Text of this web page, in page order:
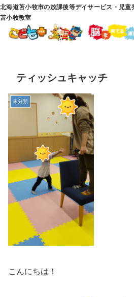
北海道苫小牧市の放課後等デイサービス・児
苫小牧教室
ティッシュキャッチ
未分類
こんにちは！